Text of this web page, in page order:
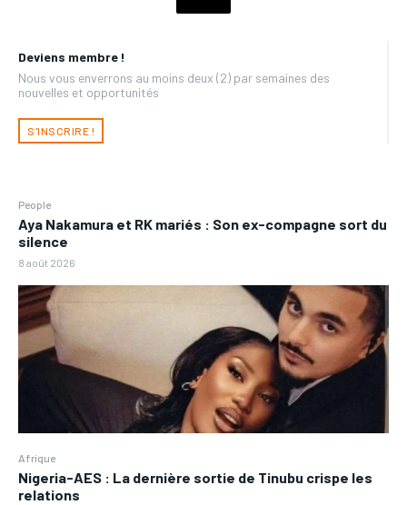
Deviens membre !
Nous vous enverrons au moins deux (2) par semaines des
nouvelles et opportunités
S'INSCRIRE !
People
Aya Nakamura et RK mariés : Son ex-compagne sort du
silence
8 août 2026
Afrique
Nigeria-AES : La dernière sortie de Tinubu crispe les
relations